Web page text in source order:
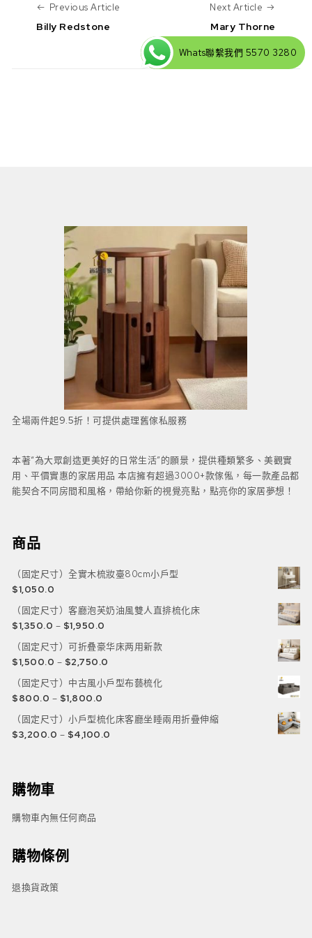
Previous Article
Billy Redstone
Next Article
Mary Thorne
全場兩件起9.5折！可提供處理舊傢私服務
本著“為大眾創造更美好的日常生活”的願景，提供種類繁多、美觀實
用、平價實惠的家居用品 本店擁有超過3000+款傢俬，每一款產品都
能契合不同房間和風格，帶給你新的視覺亮點，點亮你的家居夢想！
商品
（固定尺寸）全實木梳妝臺80cm小戶型
$1,050.0
（固定尺寸）客廳泡芙奶油風雙人直排梳化床
$1,350.0 – $1,950.0
（固定尺寸）可折叠豪华床两用新款
$1,500.0 – $2,750.0
（固定尺寸）中古風小戶型布藝梳化
$800.0 – $1,800.0
（固定尺寸）小戶型梳化床客廳坐睡兩用折疊伸縮
$3,200.0 – $4,100.0
購物車
購物車內無任何商品
購物條例
退換貨政策
Whats聯繫我們 5570 3280